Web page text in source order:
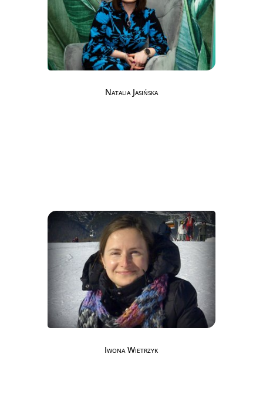
Natalia Jasińska
Iwona Wietrzyk